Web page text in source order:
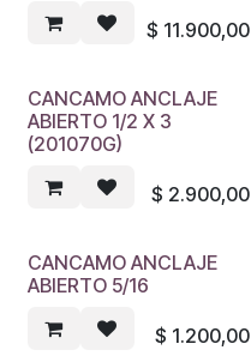
$ 11.900,00
CANCAMO ANCLAJE
ABIERTO 1/2 X 3
(201070G)
$ 2.900,00
CANCAMO ANCLAJE
ABIERTO 5/16
$ 1.200,00